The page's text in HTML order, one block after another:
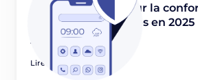
Guide essentiel pour la
applications mobiles en 2025
June 17, 2025
Lire l'article